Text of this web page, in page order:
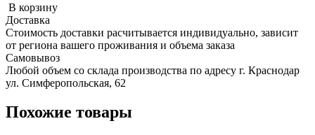
В корзину
Доставка
Стоимость доставки расчитывается индивидуально, зависит
от региона вашего проживания и объема заказа
Самовывоз
Любой объем со склада производства по адресу г. Краснодар
ул. Симферопольская, 62
Похожие товары